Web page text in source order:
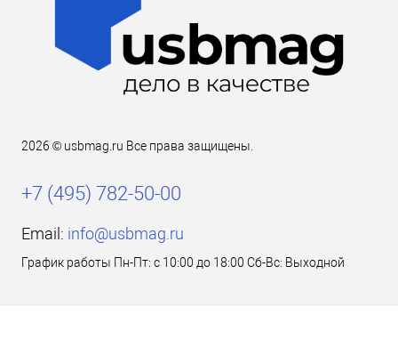
2026 © usbmag.ru Все права защищены.
+7 (495) 782-50-00
Email: info@usbmag.ru
График работы Пн-Пт: с 10:00 до 18:00 Сб-Вс: Выходной